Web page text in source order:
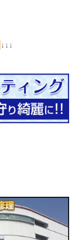
↓↓↓